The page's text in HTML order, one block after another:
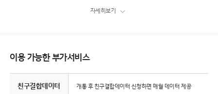
자세히보기
이용 가능한 부가서비스
친구결합데이터 개통 후 친구결합데이터 신청하면 매월 데이터제공